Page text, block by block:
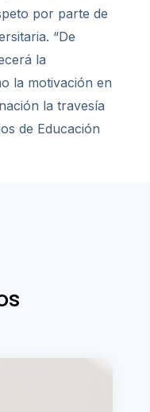
por parte de
“De
la
la motivación en
la travesía
de Educación